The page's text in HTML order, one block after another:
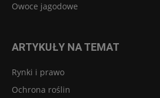
Owoce jagodowe
ARTYKUŁY NA TEMAT
Rynki i prawo
Ochrona roślin